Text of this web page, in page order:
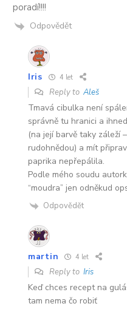
poradí!!!!
Odpovědět
Iris 4 let
Reply to Aleš
Tmavá cibulka není
správně tu hranici a
(na její barvě taky záleží
rudohnědou) a mít
paprika nepřepálila.
Podle mého soudu
“moudra” jen odněkud
Odpovědět
martin 4 let
Reply to Iris
Keď chces recept na
tam nema čo robiť